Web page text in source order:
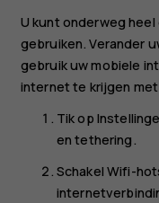
U kunt onderweg
gebruiken. Verander
gebruik uw mobiele
internet te krijgen
Tik op
en tethering .
SchakelWifi-